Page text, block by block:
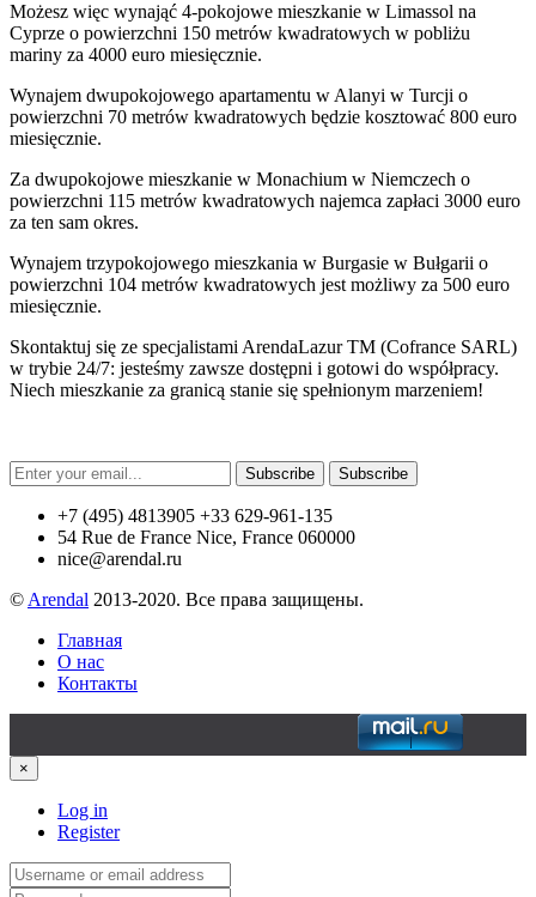
Możesz więc wynająć 4-pokojowe mieszkanie w Limassol na
Cyprze o powierzchni 150 metrów kwadratowych w pobliżu
mariny za 4000 euro miesięcznie.
Wynajem dwupokojowego apartamentu w Alanyi w Turcji o
powierzchni 70 metrów kwadratowych będzie kosztować 800 euro
miesięcznie.
Za dwupokojowe mieszkanie w Monachium w Niemczech o
powierzchni 115 metrów kwadratowych najemca zapłaci 3000 euro
za ten sam okres.
Wynajem trzypokojowego mieszkania w Burgasie w Bułgarii o
powierzchni 104 metrów kwadratowych jest możliwy za 500 euro
miesięcznie.
Skontaktuj się ze specjalistami ArendaLazur TM (Cofrance SARL)
w trybie 24/7: jesteśmy zawsze dostępni i gotowi do współpracy.
Niech mieszkanie za granicą stanie się spełnionym marzeniem!
Subscribe Subscribe
+7 (495) 4813905 +33 629-961-135
54 Rue de France Nice, France 060000
nice@arendal.ru
© Arendal 2013-2020. Все права защищены.
Главная
О нас
Контакты
×
Log in
Register